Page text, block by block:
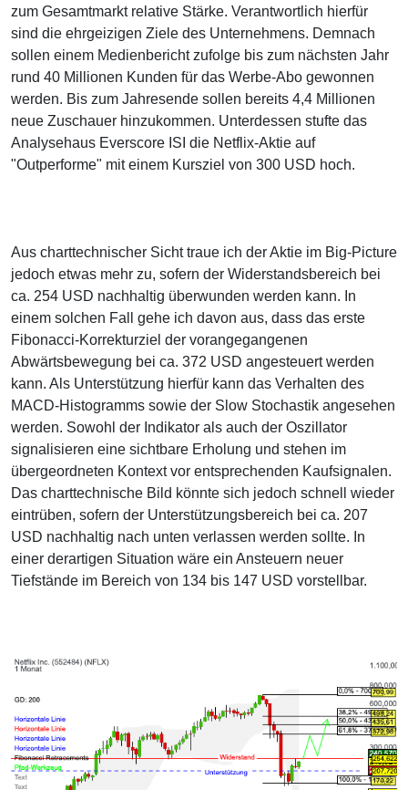
zum Gesamtmarkt relative Stärke. Verantwortlich hierfür
sind die ehrgeizigen Ziele des Unternehmens. Demnach
sollen einem Medienbericht zufolge bis zum nächsten Jahr
rund 40 Millionen Kunden für das Werbe-Abo gewonnen
werden. Bis zum Jahresende sollen bereits 4,4 Millionen
neue Zuschauer hinzukommen. Unterdessen stufte das
Analysehaus Everscore ISI die Netflix-Aktie auf
"Outperforme" mit einem Kursziel von 300 USD hoch.
Aus charttechnischer Sicht traue ich der Aktie im Big-Picture
jedoch etwas mehr zu, sofern der Widerstandsbereich bei
ca. 254 USD nachhaltig überwunden werden kann. In
einem solchen Fall gehe ich davon aus, dass das erste
Fibonacci-Korrekturziel der vorangegangenen
Abwärtsbewegung bei ca. 372 USD angesteuert werden
kann. Als Unterstützung hierfür kann das Verhalten des
MACD-Histogramms sowie der Slow Stochastik angesehen
werden. Sowohl der Indikator als auch der Oszillator
signalisieren eine sichtbare Erholung und stehen im
übergeordneten Kontext vor entsprechenden Kaufsignalen.
Das charttechnische Bild könnte sich jedoch schnell wieder
eintrüben, sofern der Unterstützungsbereich bei ca. 207
USD nachhaltig nach unten verlassen werden sollte. In
einer derartigen Situation wäre ein Ansteuern neuer
Tiefstände im Bereich von 134 bis 147 USD vorstellbar.